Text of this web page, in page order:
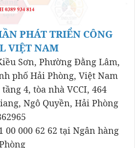
PHÁT TRIỂN CÔNG
VIỆT NAM
Sơn, Phường Đằng Lâm,
phố Hải Phòng, Việt Nam
4, tòa nhà VCCI, 464
Ngô Quyền, Hải Phòng
00 000 62 62 tại Ngân hàng